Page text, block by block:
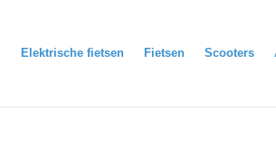
Elektrische fietsen Fietsen Scooters